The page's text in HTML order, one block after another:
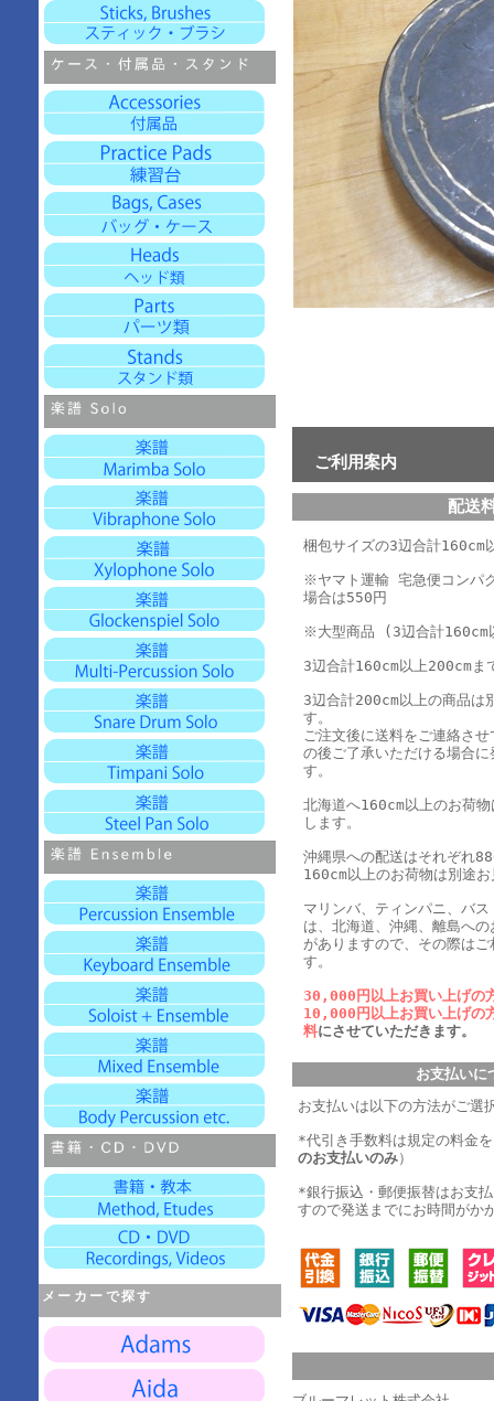
メーカーで探す
ご利用案内
配送
梱包サイズの3辺合計
※ヤマト運輸 宅急便コンパ
場合は550円
※大型商品 (3辺合計160cm
3辺合計160cm以上200cm
3辺合計200cm以上の商品は
す。
ご注文後に送料をご連絡さ
の後ご了承いただける場合
す。
北海道へ160cm以上のお荷
します。
沖縄県への配送はそれぞれ
160cm以上のお荷物は別途
マリンバ、ティンパニ、バ
は、北海道、沖縄、離島へ
がありますので、その際は
す。
30,000円以上お買い上げの
10,000円以上お買い上げの
料にさせていただきます。
お支払いに
お支払いは以下の方法がご選
*代引き手数料は規定の料金
のお支払いのみ）
*銀行振込・郵便振替はお支
すので発送までにお時間がか